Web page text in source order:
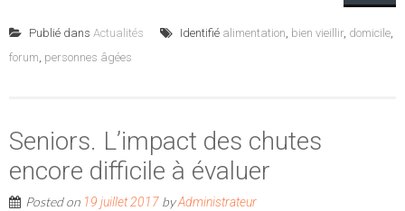
Publié dans Actualités Identifié alimentation, bien vieillir, domicile,
forum, personnes âgées
Seniors. L’impact des chutes
encore difficile à évaluer
Posted on 19 juillet 2017 byAdministrateur